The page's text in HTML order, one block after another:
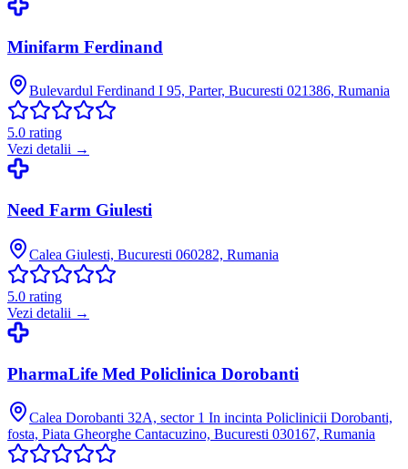
Minifarm Ferdinand
Bulevardul Ferdinand I 95, Parter, Bucuresti 021386, Rumania
5.0 rating
Vezi detalii →
Need Farm Giulesti
Calea Giulesti, Bucuresti 060282, Rumania
5.0 rating
Vezi detalii →
PharmaLife Med Policlinica Dorobanti
Calea Dorobanti 32A, sector 1 In incinta Policlinicii Dorobanti,
fosta, Piata Gheorghe Cantacuzino, Bucuresti 030167, Rumania